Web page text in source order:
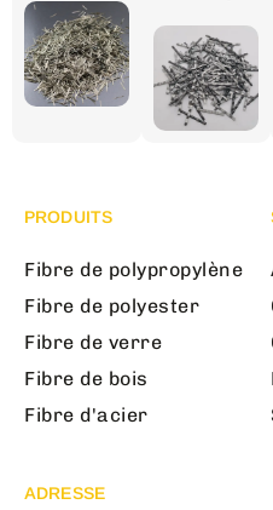
PRODUITS
Fibre de polypropylène
Fibre de polyester
Fibre de verre
Fibre de bois
Fibre d'acier
ADRESSE